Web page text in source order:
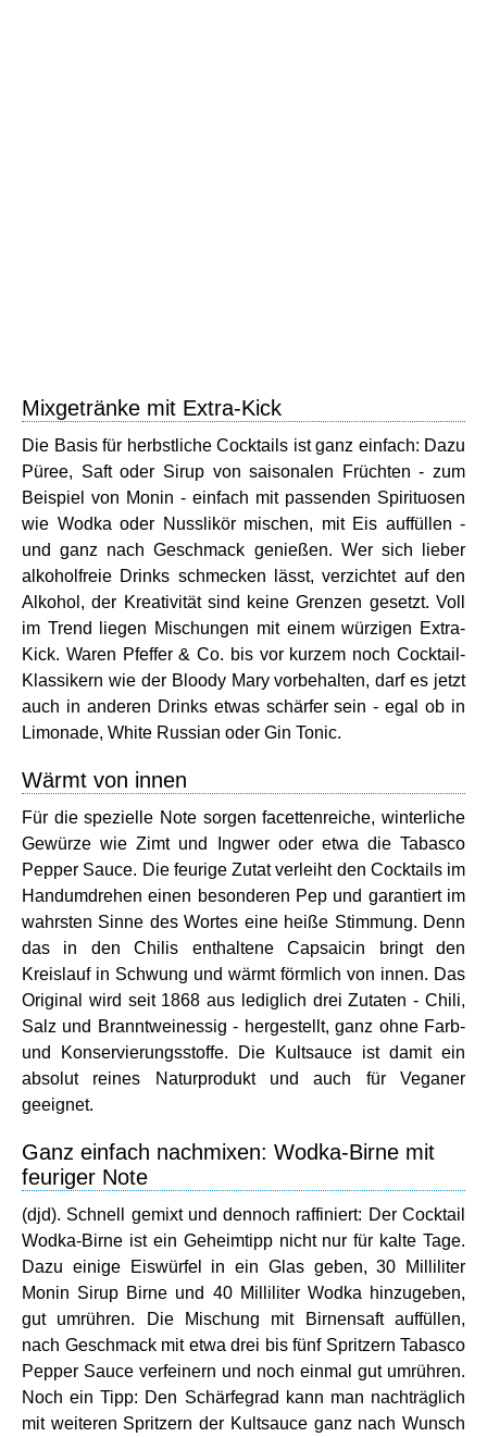
Mixgetränke mit Extra-Kick
Die Basis für herbstliche Cocktails ist ganz einfach: Dazu
Püree, Saft oder Sirup von saisonalen Früchten - zum
Beispiel von Monin - einfach mit passenden Spirituosen
wie Wodka oder Nusslikör mischen, mit Eis auffüllen -
und ganz nach Geschmack genießen. Wer sich lieber
alkoholfreie Drinks schmecken lässt, verzichtet auf den
Alkohol, der Kreativität sind keine Grenzen gesetzt. Voll
im Trend liegen Mischungen mit einem würzigen Extra-
Kick. Waren Pfeffer & Co. bis vor kurzem noch Cocktail-
Klassikern wie der Bloody Mary vorbehalten, darf es jetzt
auch in anderen Drinks etwas schärfer sein - egal ob in
Limonade, White Russian oder Gin Tonic.
Wärmt von innen
Für die spezielle Note sorgen facettenreiche, winterliche
Gewürze wie Zimt und Ingwer oder etwa die Tabasco
Pepper Sauce. Die feurige Zutat verleiht den Cocktails im
Handumdrehen einen besonderen Pep und garantiert im
wahrsten Sinne des Wortes eine heiße Stimmung. Denn
das in den Chilis enthaltene Capsaicin bringt den
Kreislauf in Schwung und wärmt förmlich von innen. Das
Original wird seit 1868 aus lediglich drei Zutaten - Chili,
Salz und Branntweinessig - hergestellt, ganz ohne Farb-
und Konservierungsstoffe. Die Kultsauce ist damit ein
absolut reines Naturprodukt und auch für Veganer
geeignet.
Ganz einfach nachmixen: Wodka-Birne mit
feuriger Note
(djd). Schnell gemixt und dennoch raffiniert: Der Cocktail
Wodka-Birne ist ein Geheimtipp nicht nur für kalte Tage.
Dazu einige Eiswürfel in ein Glas geben, 30 Milliliter
Monin Sirup Birne und 40 Milliliter Wodka hinzugeben,
gut umrühren. Die Mischung mit Birnensaft auffüllen,
nach Geschmack mit etwa drei bis fünf Spritzern Tabasco
Pepper Sauce verfeinern und noch einmal gut umrühren.
Noch ein Tipp: Den Schärfegrad kann man nachträglich
mit weiteren Spritzern der Kultsauce ganz nach Wunsch